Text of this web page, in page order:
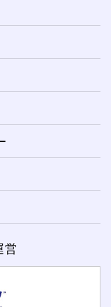
営